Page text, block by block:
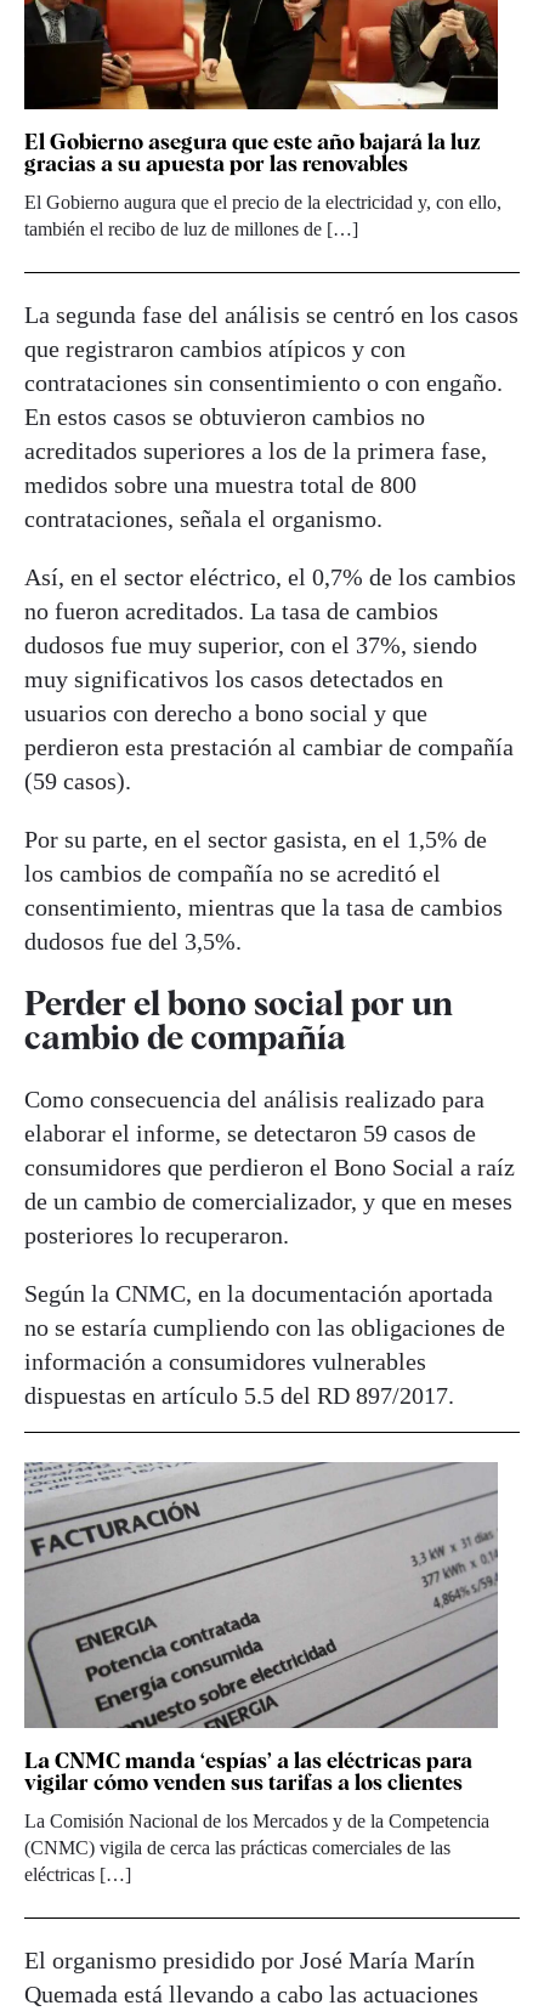
El Gobierno asegura que este año bajará la luz
gracias a su apuesta por las renovables
El Gobierno augura que el precio de la electricidad y, con ello,
también el recibo de luz de millones de […]
La segunda fase del análisis se centró en los casos
que registraron cambios atípicos y con
contrataciones sin consentimiento o con engaño.
En estos casos se obtuvieron cambios no
acreditados superiores a los de la primera fase,
medidos sobre una muestra total de 800
contrataciones, señala el organismo.
Así, en el sector eléctrico, el 0,7% de los cambios
no fueron acreditados. La tasa de cambios
dudosos fue muy superior, con el 37%, siendo
muy significativos los casos detectados en
usuarios con derecho a bono social y que
perdieron esta prestación al cambiar de compañía
(59 casos).
Por su parte, en el sector gasista, en el 1,5% de
los cambios de compañía no se acreditó el
consentimiento, mientras que la tasa de cambios
dudosos fue del 3,5%.
Perder el bono social por un
cambio de compañía
Como consecuencia del análisis realizado para
elaborar el informe, se detectaron 59 casos de
consumidores que perdieron el Bono Social a raíz
de un cambio de comercializador, y que en meses
posteriores lo recuperaron.
Según la CNMC, en la documentación aportada
no se estaría cumpliendo con las obligaciones de
información a consumidores vulnerables
dispuestas en artículo 5.5 del RD 897/2017.
La CNMC manda ‘espías’ a las eléctricas para
vigilar cómo venden sus tarifas a los clientes
La Comisión Nacional de los Mercados y de la Competencia
(CNMC) vigila de cerca las prácticas comerciales de las
eléctricas […]
El organismo presidido por José María Marín
Quemada está llevando a cabo las actuaciones